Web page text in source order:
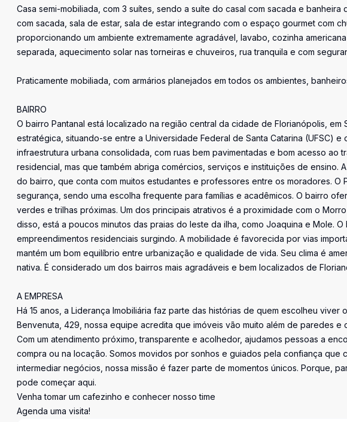
Casa semi-mobiliada, com 3 suítes, sendo a suíte do casal com sacada e banheira
com sacada, sala de estar, sala de estar integrando com o espaço gourmet com
proporcionando um ambiente extremamente agradável, lavabo, cozinha
separada, aquecimento solar nas torneiras e chuveiros, rua tranquila e com
Praticamente mobiliada, com armários planejados em todos os ambientes,
BAIRRO
O bairro Pantanal está localizado na região central da cidade de Florianópolis, em
estratégica, situando-se entre a Universidade Federal de Santa Catarina (UFSC)
infraestrutura urbana consolidada, com ruas bem pavimentadas e bom acesso ao
residencial, mas que também abriga comércios, serviços e instituições de ensino.
do bairro, que conta com muitos estudantes e professores entre os moradores. O
segurança, sendo uma escolha frequente para famílias e acadêmicos. O bairro
verdes e trilhas próximas. Um dos principais atrativos é a proximidade com o
disso, está a poucos minutos das praias do leste da ilha, como Joaquina e Mole.
empreendimentos residenciais surgindo. A mobilidade é favorecida por vias
mantém um bom equilíbrio entre urbanização e qualidade de vida. Seu clima é
nativa. É considerado um dos bairros mais agradáveis e bem localizados de
A EMPRESA
Há 15 anos, a Liderança Imobiliária faz parte das histórias de quem escolheu viver
Benvenuta, 429, nossa equipe acredita que imóveis vão muito além de paredes e
Com um atendimento próximo, transparente e acolhedor, ajudamos pessoas a
compra ou na locação. Somos movidos por sonhos e guiados pela confiança que
intermediar negócios, nossa missão é fazer parte de momentos únicos. Porque,
pode começar aqui.
Venha tomar um cafezinho e conhecer nosso time
Agenda uma visita!